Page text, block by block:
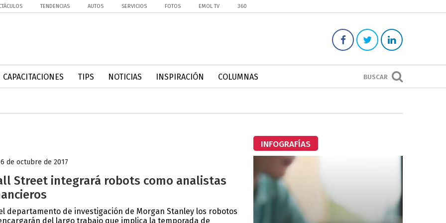
TENDENCIAS AUTOS SERVICIOS FOTOS EMOL TV 360
BUSCAR
CAPACITACIONES TIPS NOTICIAS INSPIRACIÓN COLUMNAS
de octubre de 2017
Street integrará robots como analistas
departamento de investigación de Morgan Stanley los robotos
del largo trabajo que implica la temporada de
INFOGRAFÍAS